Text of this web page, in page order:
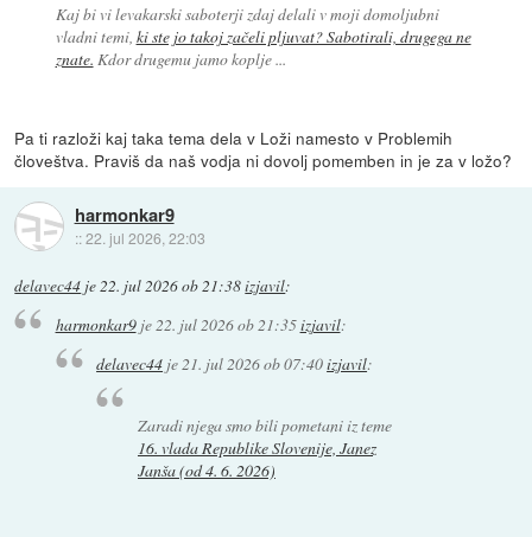
Kaj bi vi levakarski saboterji zdaj delali v moji domoljubni
vladni temi, ki ste jo takoj začeli pljuvat? Sabotirali, drugega ne
znate. Kdor drugemu jamo koplje ...
Pa ti razloži kaj taka tema dela v Loži namesto v Problemih
človeštva. Praviš da naš vodja ni dovolj pomemben in je za v ložo?
harmonkar9
::22. jul 2026, 22:03
delavec44 je 22. jul 2026 ob 21:38izjavil:
harmonkar9je22. jul 2026 ob 21:35izjavil:
delavec44 je 21. jul 2026 ob 07:40izjavil:
Zaradi njega smo bili pometani iz teme
16. vlada Republike Slovenije, Janez
Janša (od 4. 6. 2026)